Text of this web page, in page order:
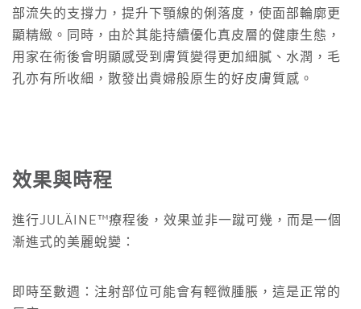
部流失的支撐力，提升下顎線的俐落度，使面部輪廓更
顯精緻。同時，由於其能持續優化真皮層的健康生態，
用家在術後會明顯感受到膚質變得更加細膩、水潤，毛
孔亦有所收細，散發出貴婦般原生的好皮膚質感。
效果與時程
進行JULÄINE™療程後，效果並非一蹴可幾，而是一個
漸進式的美麗蛻變：
即時至數週：注射部位可能會有輕微腫脹，這是正常的